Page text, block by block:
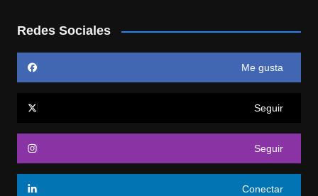
Redes Sociales
Me gusta
Seguir
Seguir
Conectar